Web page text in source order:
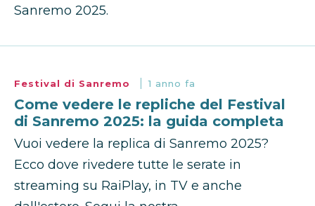
Sanremo 2025.
Festival di Sanremo 1 anno fa
Come vedere le repliche del Festival
di Sanremo 2025: la guida completa
Vuoi vedere la replica di Sanremo 2025?
Ecco dove rivedere tutte le serate in
streaming su RaiPlay, in TV e anche